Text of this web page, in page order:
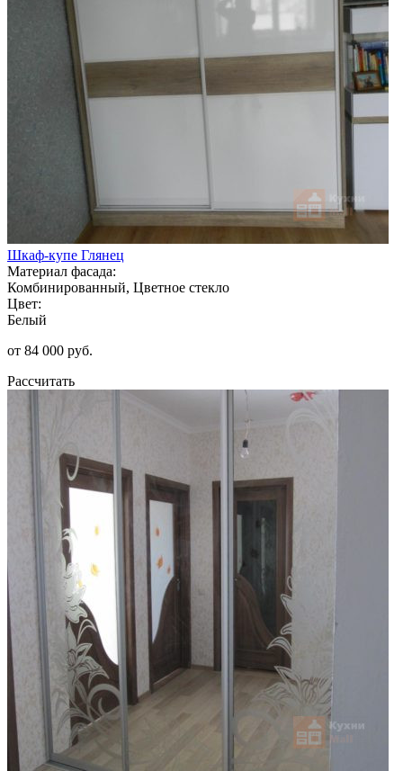
Шкаф-купе Глянец
Материал фасада:
Комбинированный, Цветное стекло
Цвет:
Белый
от 84 000 руб.
Рассчитать